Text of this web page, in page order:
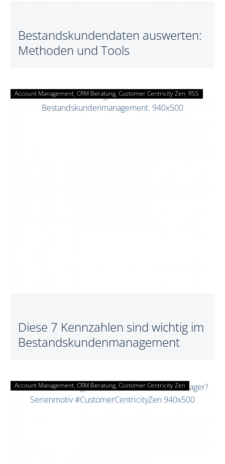
Bestandskundendaten auswerten:
Methoden und Tools
Diese
7
Account Management CRM Beratung Customer Centricity Zen RSS
Diese 7 Kennzahlen sind wichtig im
Bestandskundenmanagement
Was
ist
Account Management CRM Beratung Customer Centricity Zen